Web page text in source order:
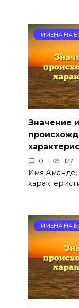
ИМЕНА НА
Значение
0 127
Имя Амандо:
ИМЕНА НА